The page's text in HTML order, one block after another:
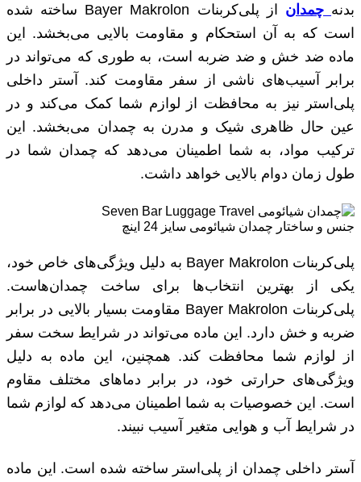
بدنه چمدان
از پلی‌کربنات Bayer Makrolon ساخته شده
است که به آن استحکام و مقاومت بالایی می‌بخشد. این
ماده ضد خش و ضد ضربه است، به طوری که می‌تواند در
برابر آسیب‌های ناشی از سفر مقاومت کند. آستر داخلی
پلی‌استر نیز به محافظت از لوازم شما کمک می‌کند و در
عین حال ظاهری شیک و مدرن به چمدان می‌بخشد. این
ترکیب مواد، به شما اطمینان می‌دهد که چمدان شما در
طول زمان دوام بالایی خواهد داشت.
جنس و ساختار چمدان شیائومی سایز 24 اینچ
پلی‌کربنات Bayer Makrolon به دلیل ویژگی‌های خاص خود،
یکی از بهترین انتخاب‌ها برای ساخت چمدان‌هاست.
پلی‌کربنات Bayer Makrolon مقاومت بسیار بالایی در برابر
ضربه و خش دارد. این ماده می‌تواند در شرایط سخت سفر
از لوازم شما محافظت کند. همچنین، این ماده به دلیل
ویژگی‌های حرارتی خود، در برابر دماهای مختلف مقاوم
است. این خصوصیات به شما اطمینان می‌دهد که لوازم شما
در شرایط آب و هوایی متغیر آسیب نبیند.
آستر داخلی چمدان از پلی‌استر ساخته شده است. این ماده